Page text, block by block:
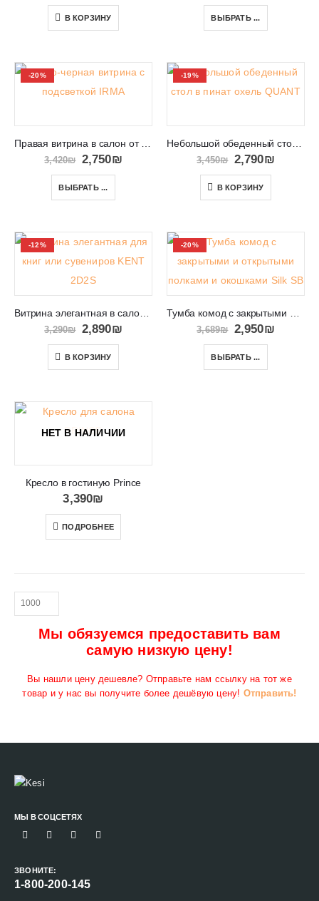
В КОРЗИНУ ВЫБРАТЬ ...
-20%
3,420₪ 2,750₪
ВЫБРАТЬ ...
-19%
Небольшой обеденный стол в пинат охель QUANT 10
3,450₪ 2,790₪
В КОРЗИНУ
-12%
Витрина элегантная в салон для сувениров KENT 2D2S
3,290₪ 2,890₪
В КОРЗИНУ
-20%
3,689₪ 2,950₪
ВЫБРАТЬ ...
НЕТ В НАЛИЧИИ
Кресло в гостиную Prince
3,390₪
ПОДРОБНЕЕ
Мы обязуемся предоставить вам
самую низкую цену!
Вы нашли цену дешевле? Отправьте нам ссылку на тот же
товар и у нас вы получите более дешёвую цену! Отправить!
МЫ В СОЦСЕТЯХ
ЗВОНИТЕ:
1-800-200-145